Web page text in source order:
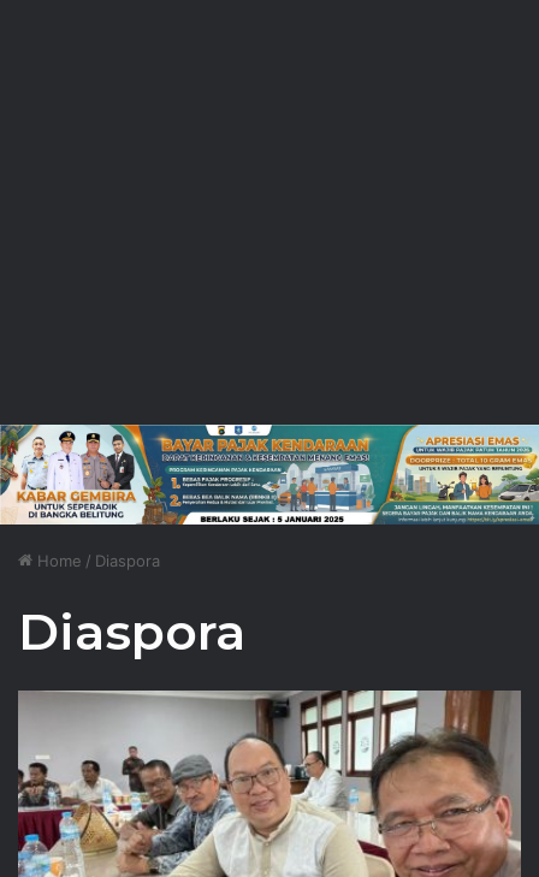
Home / Diaspora
Diaspora